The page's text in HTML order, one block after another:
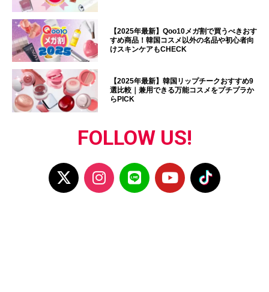
【2025年最新】Qoo10メガ割で買うべきおす
すめ商品！韓国コスメ以外の名品や初心者向
けスキンケアもCHECK
【2025年最新】韓国リップチークおすすめ9
選比較｜兼用できる万能コスメをプチプラか
らPICK
FOLLOW US!